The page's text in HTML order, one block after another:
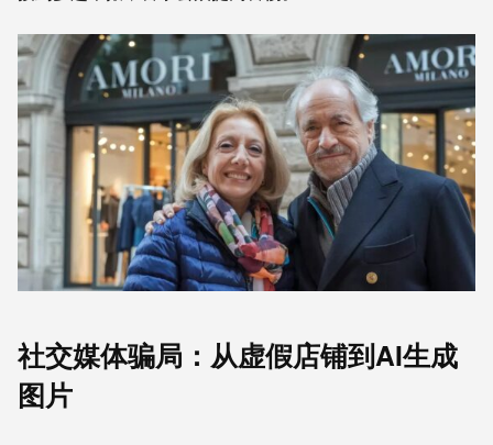
社交媒体骗局：从虚假店铺到AI生成
图片